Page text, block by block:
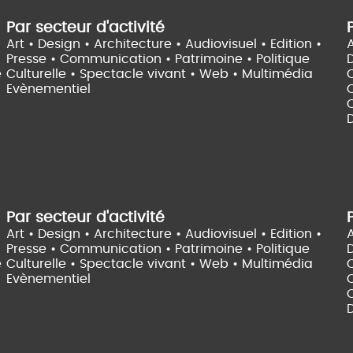
Par secteur d'activité
Art • Design • Architecture • Audiovisuel • Edition •
Presse • Communication • Patrimoine • Politique
Culturelle • Spectacle vivant • Web • Multimédia
Evènementiel
Par secteur d'activité
Art • Design • Architecture • Audiovisuel • Edition •
Presse • Communication • Patrimoine • Politique
Culturelle • Spectacle vivant • Web • Multimédia
Evènementiel